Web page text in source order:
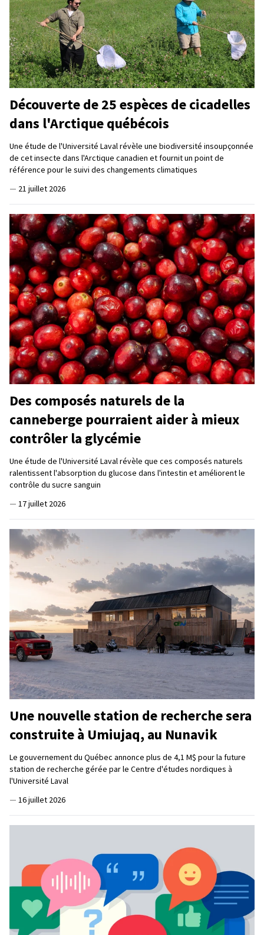
Découverte de 25 espèces de cicadelles
dans l'Arctique québécois
Une étude de l'Université Laval révèle une biodiversité insoupçonnée
de cet insecte dans l'Arctique canadien et fournit un point de
référence pour le suivi des changements climatiques
— 21 juillet 2026
Des composés naturels de la
canneberge pourraient aider à mieux
contrôler la glycémie
Une étude de l'Université Laval révèle que ces composés naturels
ralentissent l'absorption du glucose dans l'intestin et améliorent le
contrôle du sucre sanguin
— 17 juillet 2026
Une nouvelle station de recherche sera
construite à Umiujaq, au Nunavik
Le gouvernement du Québec annonce plus de 4,1 M$ pour la future
station de recherche gérée par le Centre d'études nordiques à
l'Université Laval
— 16 juillet 2026